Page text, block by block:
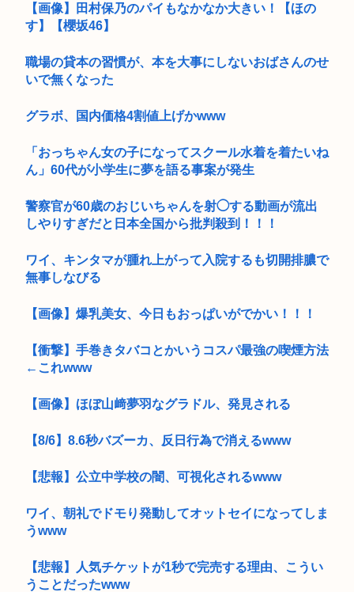
【画像】田村保乃のパイもなかなか大きい！【ほの
す】【櫻坂46】
職場の貸本の習慣が、本を大事にしないおばさんのせ
いで無くなった
グラボ、国内価格4割値上げかwww
「おっちゃん女の子になってスクール水着を着たいね
ん」60代が小学生に夢を語る事案が発生
警察官が60歳のおじいちゃんを射◯する動画が流出
しやりすぎだと日本全国から批判殺到！！！
ワイ、キンタマが腫れ上がって入院するも切開排膿で
無事しなびる
【画像】爆乳美女、今日もおっぱいがでかい！！！
【衝撃】手巻きタバコとかいうコスパ最強の喫煙方法
←これwww
【画像】ほぼ山﨑夢羽なグラドル、発見される
【8/6】8.6秒バズーカ、反日行為で消えるwww
【悲報】公立中学校の闇、可視化されるwww
ワイ、朝礼でドモり発動してオットセイになってしま
うwww
【悲報】人気チケットが1秒で完売する理由、こうい
うことだったwww